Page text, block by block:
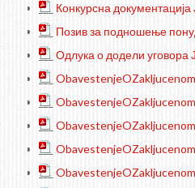
___ Конкурсна
___ Позив за подношење
___ Одлука о додели уговора
___
___
___
___
___